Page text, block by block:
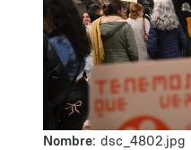
Nombre: dsc_4802.jpg